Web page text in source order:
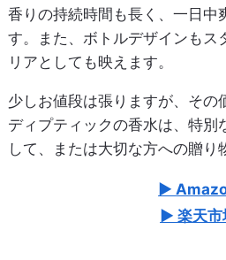
香りの持続時間も長く、一日中
す。また、ボトルデザインもス
リアとしても映えます。
少しお値段は張りますが、その
ディプティックの香水は、特別
して、または大切な方への贈り
楽天